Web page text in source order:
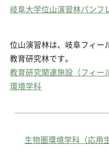
岐阜大学位山演習林パンフ
位山演習林は、岐阜フィー
教育研究林です。
教育研究関連施設（フィー
環境学科
生物圏環境学科（応用